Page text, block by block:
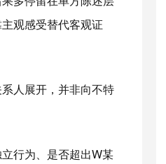
观感受替代客观证
人展开，并非向不特
行为、是否超出W某